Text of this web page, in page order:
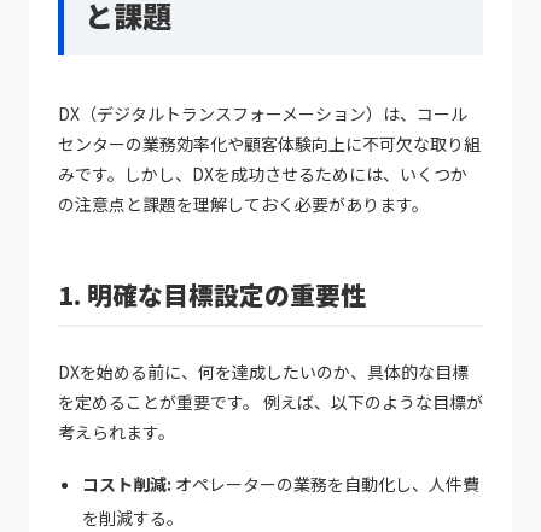
と課題
DX（デジタルトランスフォーメーション）は、コール
センターの業務効率化や顧客体験向上に不可欠な取り組
みです。しかし、DXを成功させるためには、いくつか
の注意点と課題を理解しておく必要があります。
1. 明確な目標設定の重要性
DXを始める前に、何を達成したいのか、具体的な目標
を定めることが重要です。 例えば、以下のような目標が
考えられます。
コスト削減: オペレーターの業務を自動化し、人件費
を削減する。